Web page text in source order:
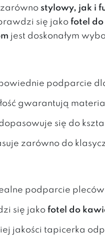
stylowy, jak i
się jako fotel
jest doskonałym
podparcie
gwarantują
się do
zarówno do
podparcie
się jako fotel do
jakości tapicerka